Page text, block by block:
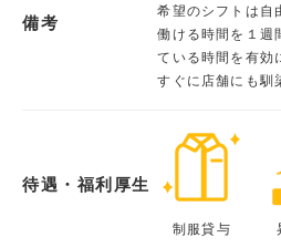
備考
希望のシフトは自
働ける時間を１週
ている時間を有効
すぐに店舗にも馴
待遇・福利厚生
制服貸与